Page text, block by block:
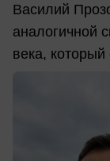
Василий
аналогичной
века,